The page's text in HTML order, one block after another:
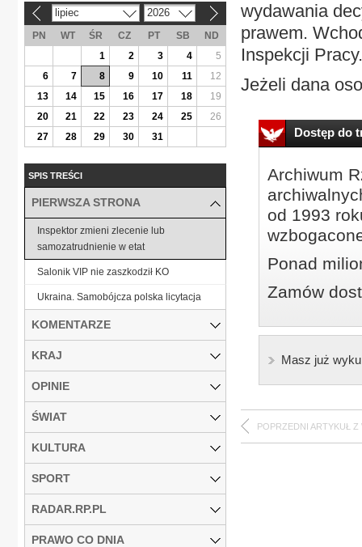
wydawania
prawem.
Inspekcji Pracy.
Jeżeli dana
Dostęp do
Archiwum
od 1993
Ponad
Zamów
Masz już
POPRZEDNI ARTYKUŁ Z
lipiec 2026
PN WT ŚR CZ PT SB
ND
1
2 3 4
5
6
7 8 9 10 11
12
13
14 15 16 17 18
19
20
21 22 23 24 25
26
27
28 29 30 31
SPIS TREŚCI
PIERWSZA STRONA
Inspektor zmieni zlecenie lub
samozatrudnienie w etat
Salonik VIP nie zaszkodził KO
Ukraina. Samobójcza polska licytacja
KOMENTARZE
KRAJ
OPINIE
ŚWIAT
KULTURA
SPORT
RADAR.RP.PL
PRAWO CO DNIA